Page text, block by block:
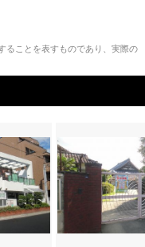
ることを表すものであり、実際の